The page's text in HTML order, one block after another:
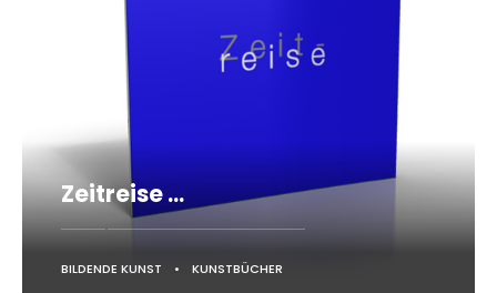
Zeitreise …
BILDENDE KUNST • KUNSTBÜCHER